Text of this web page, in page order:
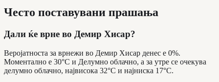
Често поставувани прашања
Дали ќе врне во Демир Хисар?
Веројатноста за врнежи во Демир Хисар денес е 0%.
Моментално е 30°C и Делумно облачно, а за утре се очекува
делумно облачно, највисока 32°C и најниска 17°C.